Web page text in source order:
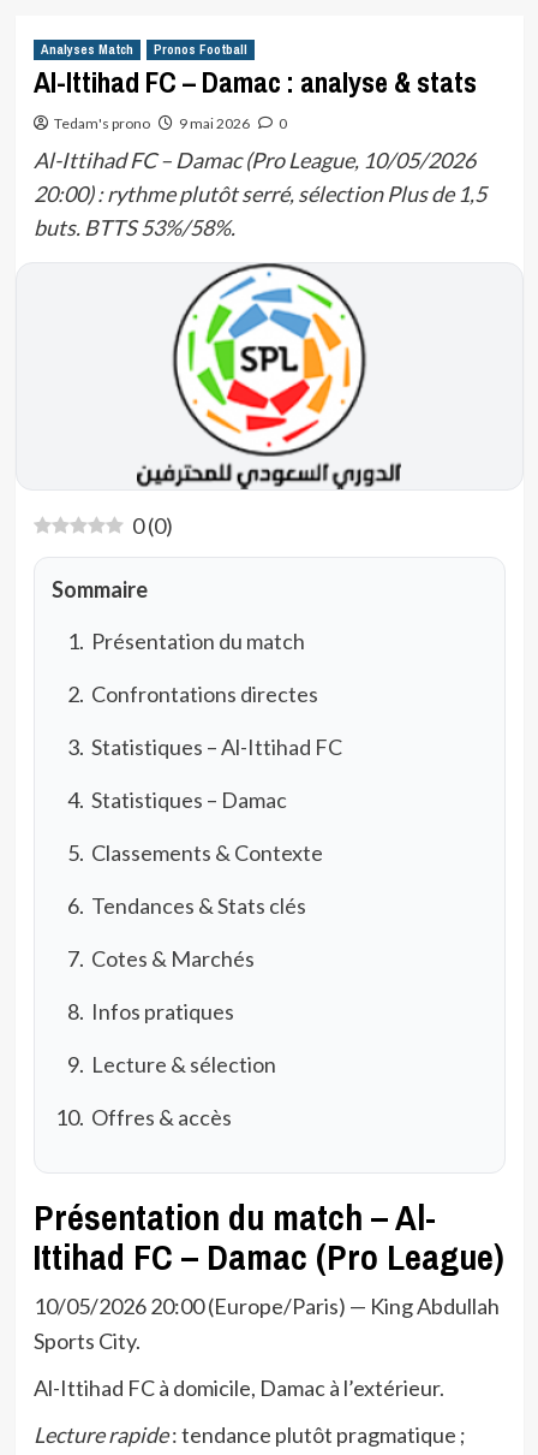
Analyses Match Pronos Football
Al-Ittihad FC – Damac : analyse & stats
Tedam's prono 9 mai 2026 0
Al-Ittihad FC – Damac (Pro League, 10/05/2026
20:00) : rythme plutôt serré, sélection Plus de 1,5
buts. BTTS 53%/58%.
0(0)
Sommaire
Présentation du match
Confrontations directes
Statistiques – Al-Ittihad FC
Statistiques – Damac
Classements & Contexte
Tendances & Stats clés
Cotes & Marchés
Infos pratiques
Lecture & sélection
Offres & accès
Présentation du match – Al-
Ittihad FC – Damac (Pro League)
10/05/2026 20:00 (Europe/Paris) — King Abdullah
Sports City.
Al-Ittihad FC à domicile, Damac à l’extérieur.
Lecture rapide: tendance plutôt pragmatique ;